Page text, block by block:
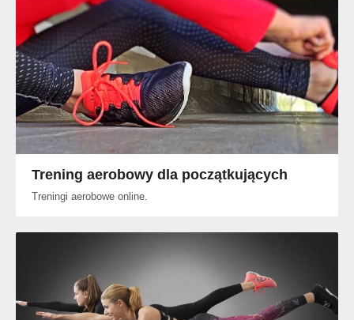
Trening aerobowy dla początkujących
Treningi aerobowe online.